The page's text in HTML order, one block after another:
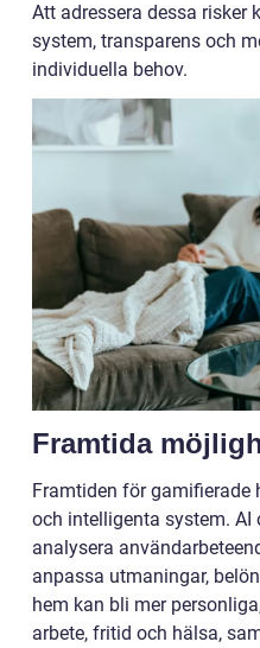
Att adressera dessa risker
system, transparens och
individuella behov.
Framtida
Framtiden för gamifierade
och intelligenta system.
analysera
anpassa utmaningar,
hem kan bli mer
arbete, fritid och hälsa,